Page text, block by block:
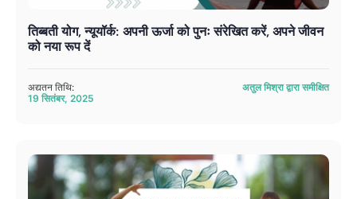
तिब्बती योग, न्यूयॉर्क: अपनी ऊर्जा को पुनः संरेखित करें, अपने जीवन
को नया रूप दें
अद्यतन तिथि:
19 सितंबर, 2025
अतुल मिश्रा द्वारा समीक्षित